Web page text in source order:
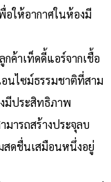
อให้อากาศในห้องมี
ค้าเท็ดดี้แอร์จากเชื้อ
อนไซม์ธรรมชาติที่สาม
มีประสิทธิภาพ
มารถสร้างประจุลบ
สดชื่นเสมือนหนึ่งอยู่